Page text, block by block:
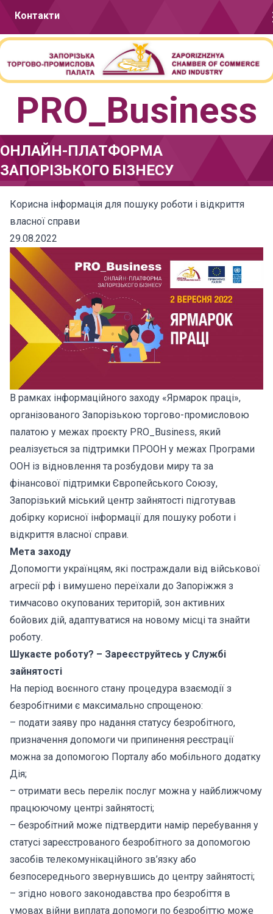
Контакти
PRO_Business
ОНЛАЙН-ПЛАТФОРМА
ЗАПОРІЗЬКОГО БІЗНЕСУ
Корисна інформація для пошуку роботи і відкриття
власної справи
29.08.2022
В рамках інформаційного заходу «Ярмарок праці»,
організованого Запорізькою торгово-промисловою
палатою у межах проєкту PRO_Business, який
реалізується за підтримки ПРООН у межах Програми
ООН із відновлення та розбудови миру та за
фінансової підтримки Європейського Союзу,
Запорізький міський центр зайнятості підготував
добірку корисної інформації для пошуку роботи і
відкриття власної справи.
Мета заходу
Допомогти українцям, які постраждали від військової
агресії рф і вимушено переїхали до Запоріжжя з
тимчасово окупованих територій, зон активних
бойових дій, адаптуватися на новому місці та знайти
роботу.
Шукаєте роботу? – Зареєструйтесь у Службі
зайнятості
На період воєнного стану процедура взаємодії з
безробітними є максимально спрощеною:
– подати заяву про надання статусу безробітного,
призначення допомоги чи припинення реєстрації
можна за допомогою Порталу або мобільного додатку
Дія;
– отримати весь перелік послуг можна у найближчому
працюючому центрі зайнятості;
– безробітний може підтвердити намір перебування у
статусі зареєстрованого безробітного за допомогою
засобів телекомунікаційного зв’язку або
безпосереднього звернувшись до центру зайнятості;
– згідно нового законодавства про безробіття в
умовах війни виплата допомоги по безробіттю може